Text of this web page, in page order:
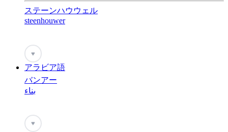
ステーンハウウェル
steenhouwer
♥
アラビア語
バンアー
بناء
♥